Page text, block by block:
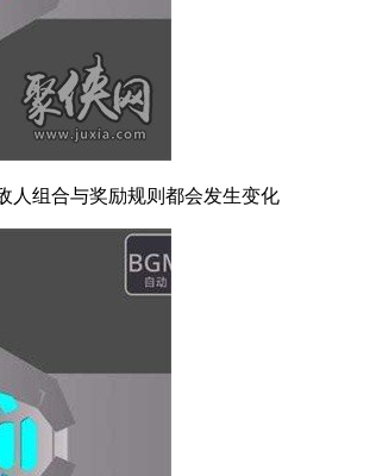
人组合与奖励规则都会发生变化